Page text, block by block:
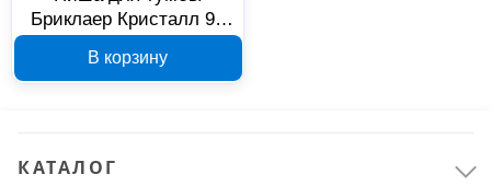
Бриклаер Кристалл 90
416880
В корзину
КАТАЛОГ